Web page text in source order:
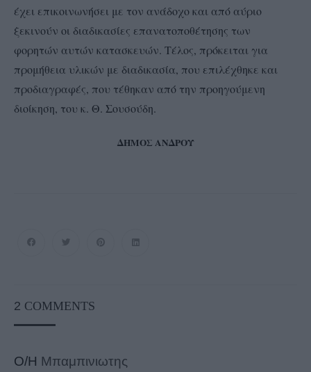
έχει επικοινωνήσει με τον ανάδοχο και από αύριο
ξεκινούν οι διαδικασίες επανατοποθέτησης των
φορητών αυτών κατασκευών. Τέλος, πρόκειται για
προμήθεια υλικών με διαδικασία, που επιλέχθηκε και
προδιαγραφές, που τέθηκαν από την προηγούμενη
διοίκηση, του κ. Θ. Σουσούδη.
ΔΗΜΟΣ ΑΝΔΡΟΥ
2 COMMENTS
Ο/Η Μπαμπινιωτης